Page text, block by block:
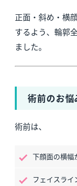
正面・斜め・横
するよう、輪郭
ました。
術前のお悩
術前は、
下顔面の横幅
フェイスライ